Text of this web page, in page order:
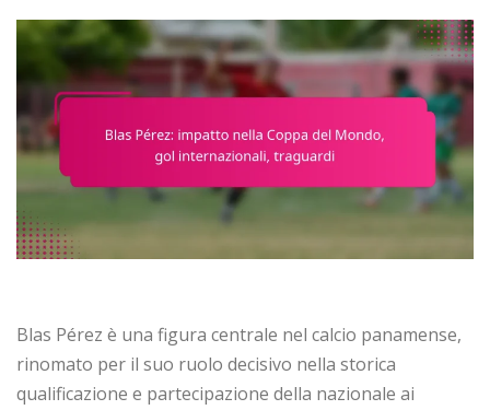
Blas Pérez è una figura centrale nel calcio panamense,
rinomato per il suo ruolo decisivo nella storica
qualificazione e partecipazione della nazionale ai